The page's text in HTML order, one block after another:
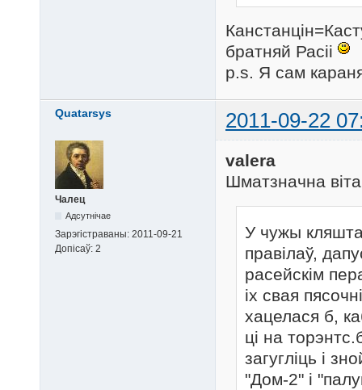
братняй Расіі
p.s. Я сам
Quatarsys 2011-09-22
Чалец
Адсутнічае
Зарэгістраваны: 2011-09-21
Допісаў: 2
valera
Шматзначна
У чужы
правілаў,
расейскім
іх свая
хацелася б,
ці на
загугліць і
"Дом-2" і